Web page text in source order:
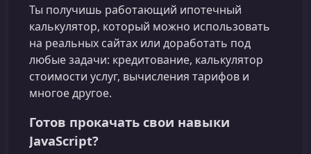
Ты получишь работающий ипотечный
калькулятор, который можно использовать
на реальных сайтах или доработать под
любые задачи: кредитование, калькулятор
стоимости услуг, вычисления тарифов и
многое другое.
Готов прокачать свои навыки
JavaScript?